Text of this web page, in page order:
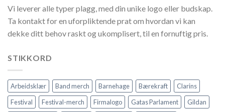
Vi leverer alle typer plagg, med din unike logo eller budskap.
Ta kontakt for en uforpliktende prat om hvordan vi kan
dekke ditt behov raskt og ukomplisert, til en fornuftig pris.
STIKKORD
Arbeidsklær Band merch Barnehage Bærekraft
Clarins
Festival
Festival-merch Firmalogo Gatas Parlament
Gildan